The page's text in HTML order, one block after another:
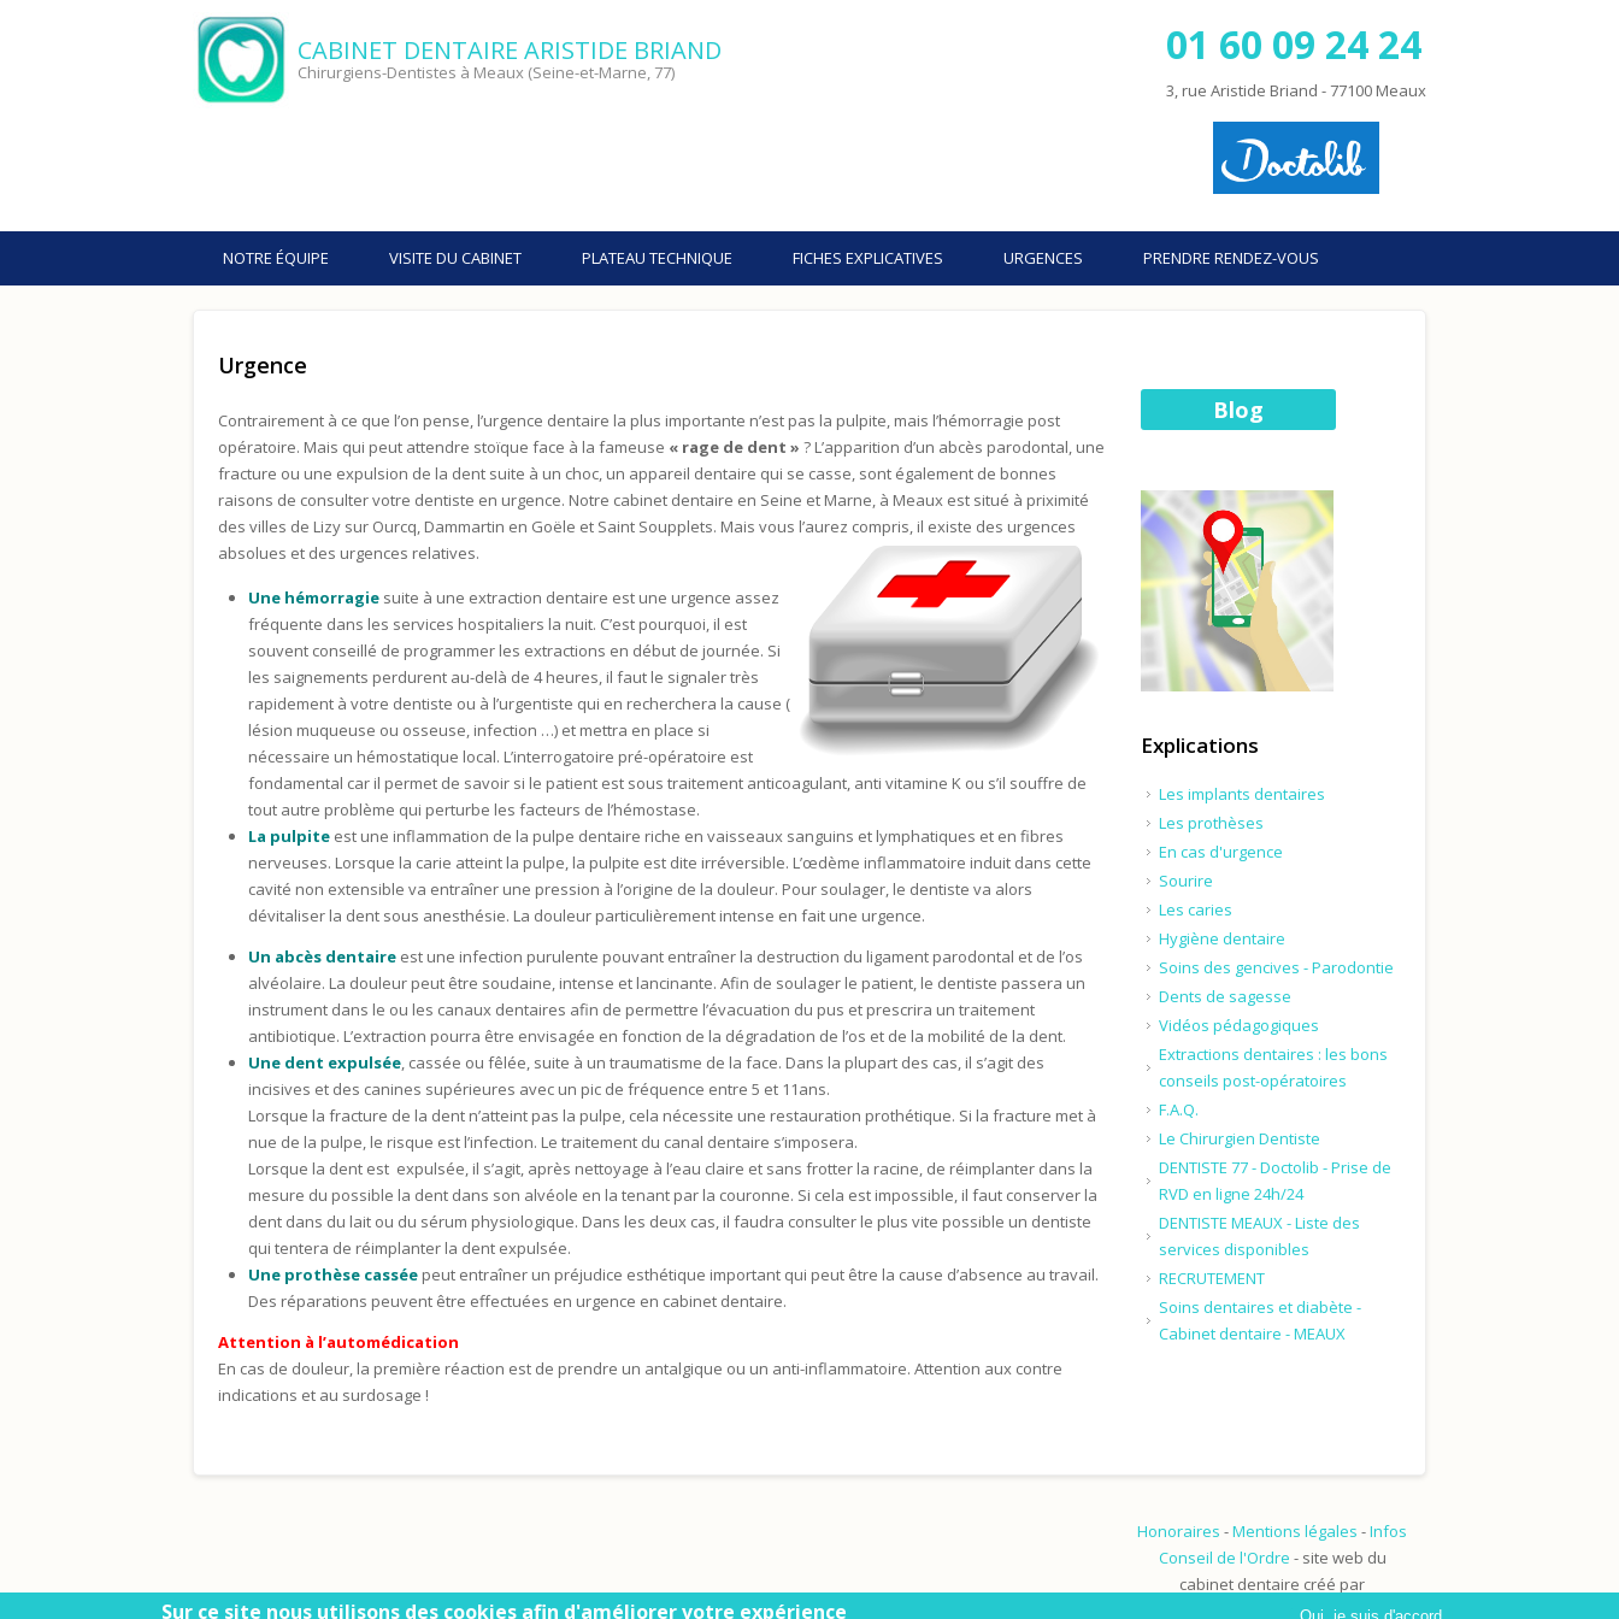
01 60 09 24 24
3, rue Aristide Briand - 77100 Meaux
CABINET DENTAIRE ARISTIDE BRIAND
Chirurgiens-Dentistes à Meaux (Seine-et-Marne, 77)
NOTRE ÉQUIPE VISITE DU CABINET PLATEAU TECHNIQUE FICHES EXPLICATIVES URGENCES PRENDRE RENDEZ-VOUS
Urgence
Contrairement à ce que l’on pense, l’urgence dentaire la plus importante n’est pas la pulpite, mais l’hémorragie post
opératoire. Mais qui peut attendre stoïque face à la fameuse « rage de dent » ? L’apparition d’un abcès parodontal, une
fracture ou une expulsion de la dent suite à un choc, un appareil dentaire qui se casse, sont également de bonnes
raisons de consulter votre dentiste en urgence. Notre cabinet dentaire en Seine et Marne, à Meaux est situé à priximité
des villes de Lizy sur Ourcq, Dammartin en Goële et Saint Soupplets. Mais vous l’aurez compris, il existe des urgences
absolues et des urgences relatives.
Une hémorragie suite à une extraction dentaire est une urgence assez
fréquente dans les services hospitaliers la nuit. C’est pourquoi, il est
souvent conseillé de programmer les extractions en début de journée. Si
les saignements perdurent au-delà de 4 heures, il faut le signaler très
rapidement à votre dentiste ou à l’urgentiste qui en recherchera la cause (
lésion muqueuse ou osseuse, infection …) et mettra en place si
nécessaire un hémostatique local. L’interrogatoire pré-opératoire est
fondamental car il permet de savoir si le patient est sous traitement anticoagulant, anti vitamine K ou s’il souffre de
tout autre problème qui perturbe les facteurs de l’hémostase.
La pulpite est une inflammation de la pulpe dentaire riche en vaisseaux sanguins et lymphatiques et en fibres
nerveuses. Lorsque la carie atteint la pulpe, la pulpite est dite irréversible. L’œdème inflammatoire induit dans cette
cavité non extensible va entraîner une pression à l’origine de la douleur. Pour soulager, le dentiste va alors
dévitaliser la dent sous anesthésie. La douleur particulièrement intense en fait une urgence.
Un abcès dentaire est une infection purulente pouvant entraîner la destruction du ligament parodontal et de l’os
alvéolaire. La douleur peut être soudaine, intense et lancinante. Afin de soulager le patient, le dentiste passera un
instrument dans le ou les canaux dentaires afin de permettre l’évacuation du pus et prescrira un traitement
antibiotique. L’extraction pourra être envisagée en fonction de la dégradation de l’os et de la mobilité de la dent.
Une dent expulsée, cassée ou fêlée, suite à un traumatisme de la face. Dans la plupart des cas, il s’agit des
incisives et des canines supérieures avec un pic de fréquence entre 5 et 11ans.
Lorsque la fracture de la dent n’atteint pas la pulpe, cela nécessite une restauration prothétique. Si la fracture met à
nue de la pulpe, le risque est l’infection. Le traitement du canal dentaire s’imposera.
Lorsque la dent est expulsée, il s’agit, après nettoyage à l’eau claire et sans frotter la racine, de réimplanter dans la
mesure du possible la dent dans son alvéole en la tenant par la couronne. Si cela est impossible, il faut conserver la
dent dans du lait ou du sérum physiologique. Dans les deux cas, il faudra consulter le plus vite possible un dentiste
qui tentera de réimplanter la dent expulsée.
Une prothèse cassée peut entraîner un préjudice esthétique important qui peut être la cause d’absence au travail.
Des réparations peuvent être effectuées en urgence en cabinet dentaire.
Attention à l’automédication
En cas de douleur, la première réaction est de prendre un antalgique ou un anti-inflammatoire. Attention aux contre
indications et au surdosage !
Blog
Explications
Les implants dentaires
Les prothèses
En cas d'urgence
Sourire
Les caries
Hygiène dentaire
Soins des gencives - Parodontie
Dents de sagesse
Vidéos pédagogiques
Extractions dentaires : les bons
conseils post-opératoires
F.A.Q.
Le Chirurgien Dentiste
DENTISTE 77 - Doctolib - Prise de
RVD en ligne 24h/24
DENTISTE MEAUX - Liste des
services disponibles
RECRUTEMENT
Soins dentaires et diabète -
Cabinet dentaire - MEAUX
Honoraires -Mentions légales -Infos
Conseil de l'Ordre - site web du
cabinet dentaire créé par
www.denti.site
Sur ce site nous utilisons des cookies afin d'améliorer votre expérience